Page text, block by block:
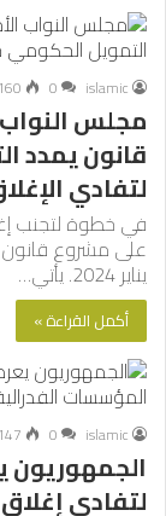
islamic
0
160
مجلس
لتفادي
في خطوة لتجنب
على مشروع قانون
يناير 2024. يأتي…
أكمل القراءة »
islamic
0
147
الجمهوريون
لتفادي